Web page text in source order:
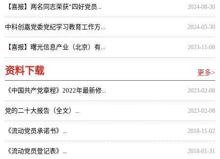
【喜报】两名同志荣获“四好党员... 2024-08-30
中科创嘉党委党纪学习教育工作方... 2024-05-30
【喜报】曙光信息产业（北京）有... 2023-11-08
资料下载 更多>
《中国共产党章程》2022年最新修... 2023-02-08
党的二十大报告（全文）... 2023-02-08
《流动党员承诺书》... 2018-11-02
《流动党员登记表》... 2018-01-31